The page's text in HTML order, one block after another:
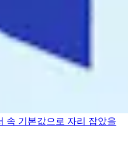
속 기본값으로 자리 잡았을